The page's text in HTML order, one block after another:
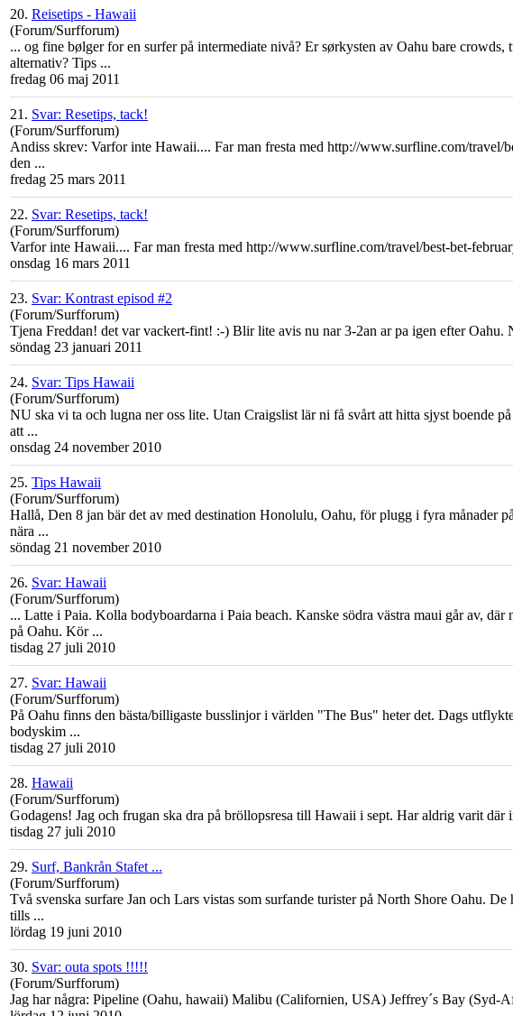
20. Reisetips - Hawaii
(Forum/Surfforum)
... og fine bølger for en surfer på intermediate nivå? Er sørkysten av Oahu bare crowds,
alternativ? Tips ...
fredag 06 maj 2011
21. Svar: Resetips, tack!
(Forum/Surfforum)
Andiss skrev: Varfor inte Hawaii.... Far man fresta med http://www.surfline.com/travel/
den ...
fredag 25 mars 2011
22. Svar: Resetips, tack!
(Forum/Surfforum)
Varfor inte Hawaii.... Far man fresta med http://www.surfline.com/travel/best-bet-
onsdag 16 mars 2011
23. Svar: Kontrast episod #2
(Forum/Surfforum)
Tjena Freddan! det var vackert-fint! :-) Blir lite avis nu nar 3-2an ar pa igen efterOahu.
söndag 23 januari 2011
24. Svar: Tips Hawaii
(Forum/Surfforum)
NU ska vi ta och lugna ner oss lite. Utan Craigslist lär ni få svårt att hitta sjyst boende på
att ...
onsdag 24 november 2010
25. Tips Hawaii
(Forum/Surfforum)
Hallå, Den 8 jan bär det av med destination Honolulu, Oahu, för plugg i fyra månader
nära ...
söndag 21 november 2010
26. Svar: Hawaii
(Forum/Surfforum)
... Latte i Paia. Kolla bodyboardarna i Paia beach. Kanske södra västra maui går av,
på Oahu. Kör ...
tisdag 27 juli 2010
27. Svar: Hawaii
(Forum/Surfforum)
På Oahu finns den bästa/billigaste busslinjor i världen "The Bus" heter det. Dags
bodyskim ...
tisdag 27 juli 2010
28. Hawaii
(Forum/Surfforum)
Godagens! Jag och frugan ska dra på bröllopsresa till Hawaii i sept. Har aldrig varit
tisdag 27 juli 2010
29. Surf, Bankrån Stafet ...
(Forum/Surfforum)
Två svenska surfare Jan och Lars vistas som surfande turister på North Shore Oahu. De
tills ...
lördag 19 juni 2010
30. Svar: outa spots !!!!!
(Forum/Surfforum)
Jag har några: Pipeline (Oahu, hawaii) Malibu (Californien, USA) Jeffrey´s Bay (Syd-